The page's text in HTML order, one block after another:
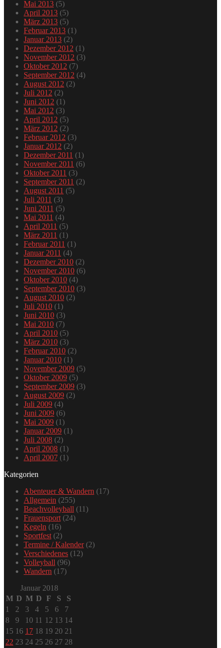
Mai 2013 (5)
April 2013 (5)
März 2013 (5)
Februar 2013 (1)
Januar 2013 (2)
Dezember 2012 (1)
November 2012 (3)
Oktober 2012 (7)
September 2012 (4)
August 2012 (2)
Juli 2012 (2)
Juni 2012 (1)
Mai 2012 (3)
April 2012 (5)
März 2012 (2)
Februar 2012 (3)
Januar 2012 (2)
Dezember 2011 (1)
November 2011 (6)
Oktober 2011 (3)
September 2011 (2)
August 2011 (5)
Juli 2011 (3)
Juni 2011 (5)
Mai 2011 (4)
April 2011 (5)
März 2011 (1)
Februar 2011 (1)
Januar 2011 (4)
Dezember 2010 (2)
November 2010 (6)
Oktober 2010 (4)
September 2010 (3)
August 2010 (2)
Juli 2010 (1)
Juni 2010 (3)
Mai 2010 (7)
April 2010 (5)
März 2010 (3)
Februar 2010 (2)
Januar 2010 (1)
November 2009 (5)
Oktober 2009 (5)
September 2009 (3)
August 2009 (2)
Juli 2009 (4)
Juni 2009 (6)
Mai 2009 (1)
Januar 2009 (1)
Juli 2008 (2)
April 2008 (1)
April 2007 (1)
Kategorien
Abenteuer & Wandern (17)
Allgemein (255)
Beachvolleyball (11)
Frauensport (24)
Kegeln (16)
Sportfest (2)
Termine / Kalender(2)
Verschiedenes (12)
Volleyball (96)
Wandern (17)
Januar 2018
M D M D F S
S
1
2 3 4 5 6
7
8
9 10 11 12 13 14
15 16 17 18 19 20 21
22 23 24 25 26 27 28